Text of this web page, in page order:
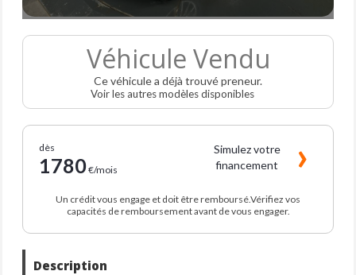
Véhicule Vendu
Ce véhicule a déjà trouvé preneur.
Voir les autres modèles disponibles
dès
1780€/mois
Simulez votre
financement
Un crédit vous engage et doit être remboursé.Vérifiez vos
capacités de remboursement avant de vous engager.
Description